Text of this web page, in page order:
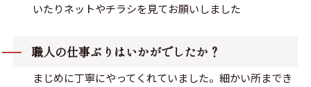
いたりネットやチラシを見てお願いしました
職人の仕事ぶりはいかがでしたか？
まじめに丁寧にやってくれていました。細かい所までき